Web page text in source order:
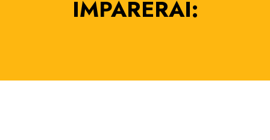
IMPARERAI: